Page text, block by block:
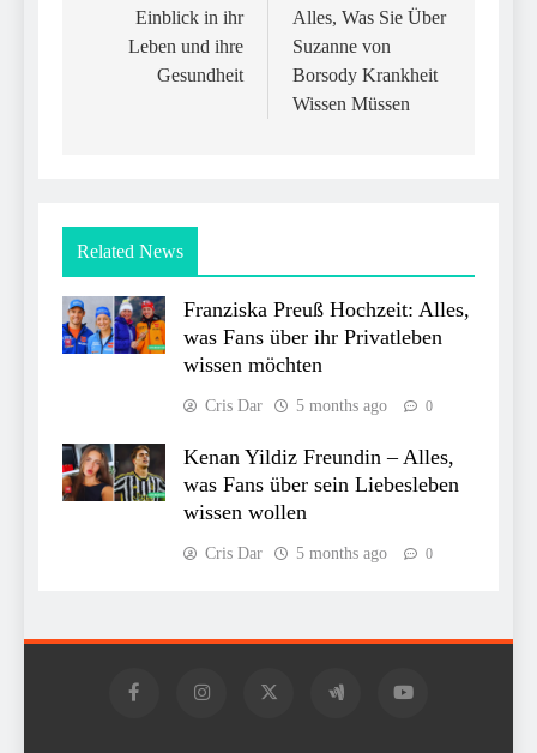
Einblick in ihr
Leben und ihre
Gesundheit
Alles, Was Sie Über
Suzanne von
Borsody Krankheit
Wissen Müssen
Related News
Franziska Preuß Hochzeit: Alles,
was Fans über ihr Privatleben
wissen möchten
Cris Dar 5 months ago 0
Kenan Yildiz Freundin – Alles,
was Fans über sein Liebesleben
wissen wollen
Cris Dar 5 months ago 0